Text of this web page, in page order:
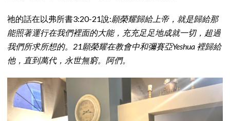
祂的話在以弗所書3:20-21說:願榮耀歸給上帝，就是歸給那
能照著運行在我們裡面的大能，充充足足地成就一切，超過
我們所求所想的。21願榮耀在教會中和彌賽亞Yeshua 裡歸給
他，直到萬代，永世無窮。阿們。